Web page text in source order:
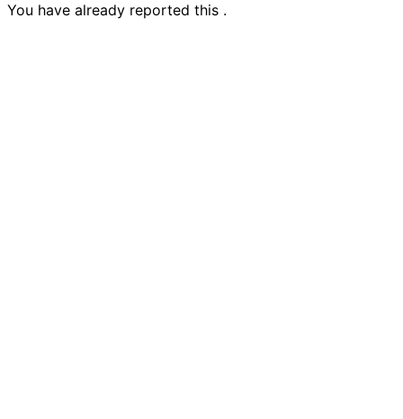
You have already reported this .